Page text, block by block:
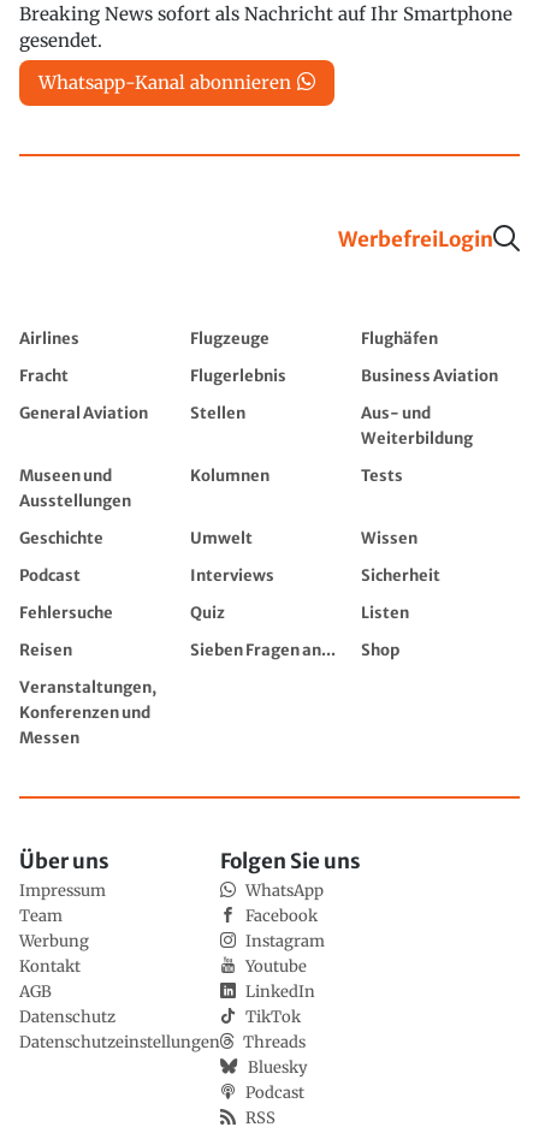
Breaking News sofort als Nachricht auf Ihr Smartphone
gesendet.
Whatsapp-Kanal abonnieren
WerbefreiLogin
Airlines Flugzeuge
Flughäfen
Fracht
Flugerlebnis
Business Aviation
General Aviation
Stellen
Aus- und
Weiterbildung
Museen und
Ausstellungen
Kolumnen Tests
Geschichte Umwelt
Wissen
Podcast
Interviews
Sicherheit
Fehlersuche
Quiz
Listen
Reisen
Sieben Fragen an...
Shop
Veranstaltungen,
Konferenzen und
Messen
Über uns
Impressum
Team
Werbung
Kontakt
AGB
Datenschutz
Datenschutzeinstellungen
Folgen Sie uns
WhatsApp
Facebook
Instagram
Youtube
LinkedIn
TikTok
Threads
Bluesky
Podcast
RSS